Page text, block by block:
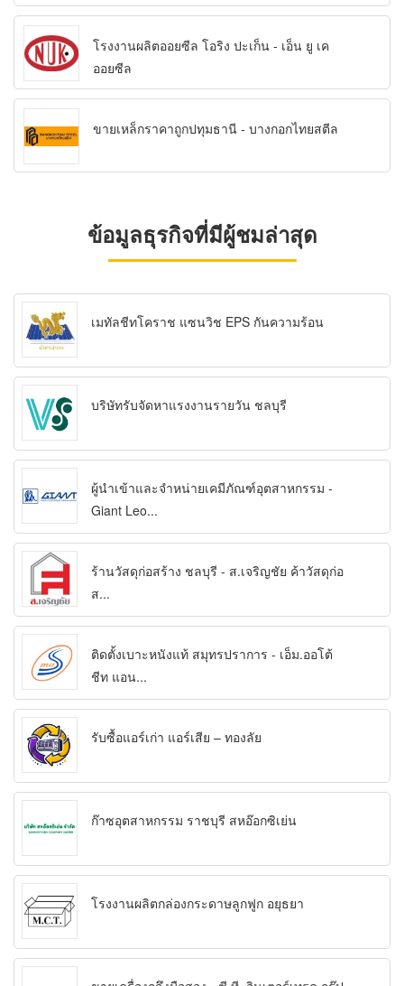
โรงงานผลิตออยซีล โอริง ปะเก็น - เอ็น ยู เค
ออยซีล
ขายเหล็กราคาถูกปทุมธานี - บางกอกไทยสตีล
ข้อมูลธุรกิจที่มีผู้ชมล่าสุด
เมทัลชีทโคราช แซนวิช EPS กันความร้อน
บริษัทรับจัดหาแรงงานรายวัน ชลบุรี
ผู้นำเข้าและจำหน่ายเคมีภัณฑ์อุตสาหกรรม -
Giant Leo...
ร้านวัสดุก่อสร้าง ชลบุรี - ส.เจริญชัย ค้าวัสดุก่อ
ส...
ติดตั้งเบาะหนังแท้ สมุทรปราการ - เอ็ม.ออโต้
ชีท แอน...
รับซื้อแอร์เก่า แอร์เสีย – ทองลัย
ก๊าซอุตสาหกรรม ราชบุรี สหอ๊อกซิเย่น
โรงงานผลิตกล่องกระดาษลูกฟูก อยุธยา